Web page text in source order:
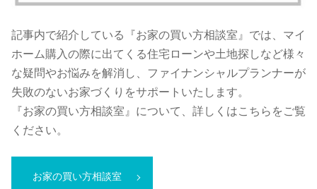
記事内で紹介している『お家の買い方相談室』では、マイ
ホーム購入の際に出てくる住宅ローンや土地探しなど様々
な疑問やお悩みを解消し、ファイナンシャルプランナーが
失敗のないお家づくりをサポートいたします。
『お家の買い方相談室』について、詳しくはこちらをご覧
ください。
お家の買い方相談室